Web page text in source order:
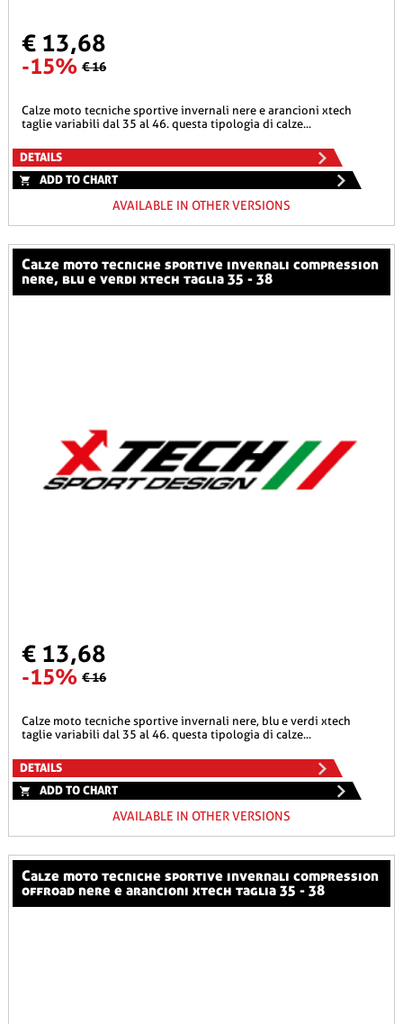
€ 13,68
-15% € 16
calze moto tecniche sportive invernali nere e arancioni xtech
taglie variabili dal 35 al 46. questa tipologia di calze...
DETAILS
ADD TO CHART
AVAILABLE IN OTHER VERSIONS
calze moto tecniche sportive invernali compression
nere, blu e verdi xtech taglia 35 - 38
€ 13,68
-15% € 16
calze moto tecniche sportive invernali nere, blu e verdi xtech
taglie variabili dal 35 al 46. questa tipologia di calze...
DETAILS
ADD TO CHART
AVAILABLE IN OTHER VERSIONS
calze moto tecniche sportive invernali compression
offroad nere e arancioni xtech taglia 35 - 38